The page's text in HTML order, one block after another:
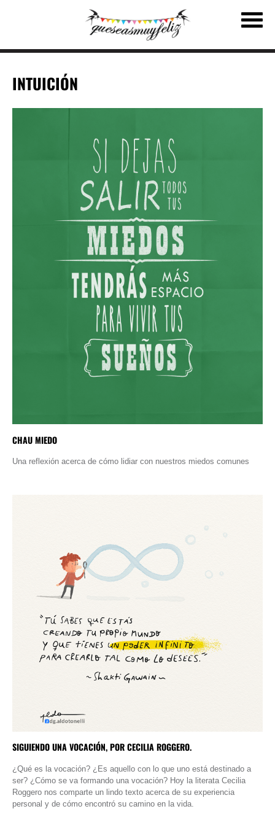
INTUICIÓN
CHAU MIEDO
Una reflexión acerca de cómo lidiar con nuestros miedos comunes
SIGUIENDO UNA VOCACIÓN, POR CECILIA ROGGERO.
¿Qué es la vocación? ¿Es aquello con lo que uno está destinado a
ser? ¿Cómo se va formando una vocación? Hoy la literata Cecilia
Roggero nos comparte un lindo texto acerca de su experiencia
personal y de cómo encontró su camino en la vida.